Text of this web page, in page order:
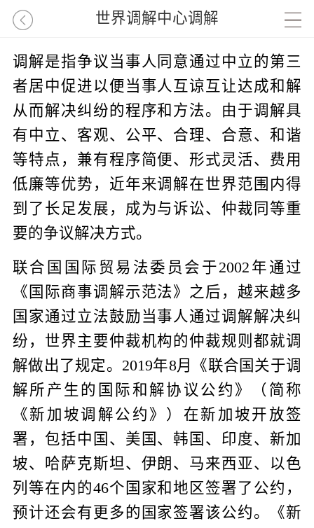
世界调解中心调解
调解是指争议当事人同意通过中立的第三
者居中促进以便当事人互谅互让达成和解
从而解决纠纷的程序和方法。由于调解具
有中立、客观、公平、合理、合意、和谐
等特点，兼有程序简便、形式灵活、费用
低廉等优势，近年来调解在世界范围内得
到了长足发展，成为与诉讼、仲裁同等重
要的争议解决方式。
联合国国际贸易法委员会于2002年通过
《国际商事调解示范法》之后，越来越多
国家通过立法鼓励当事人通过调解解决纠
纷，世界主要仲裁机构的仲裁规则都就调
解做出了规定。2019年8月《联合国关于调
解所产生的国际和解协议公约》（简称
《新加坡调解公约》）在新加坡开放签
署，包括中国、美国、韩国、印度、新加
坡、哈萨克斯坦、伊朗、马来西亚、以色
列等在内的46个国家和地区签署了公约，
预计还会有更多的国家签署该公约。《新